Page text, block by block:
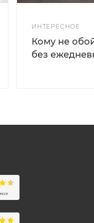
ИНТЕРЕСНОЕ
Кому не
без